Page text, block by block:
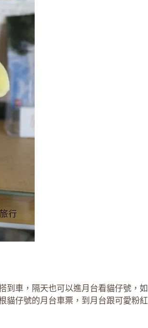
到車，隔天也可以進月台看貓仔號，如
貓仔號的月台車票，到月台跟可愛粉紅